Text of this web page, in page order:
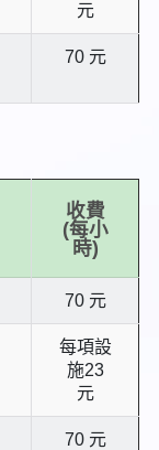
元
70 元
收費
(每小
時)
70 元
每項設
施23
元
70 元